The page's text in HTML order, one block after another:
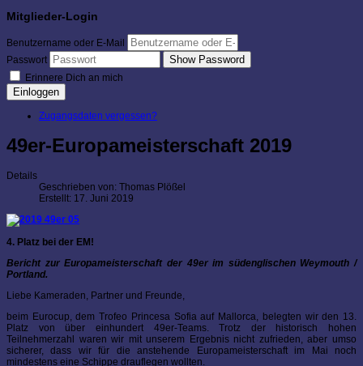
Mitglieder-Login
Benutzername oder E-Mail
Passwort
Show Password
Erinnere Dich an mich
Einloggen
Zugangsdaten vergessen?
49er-Europameisterschaft 2019
Details
Geschrieben von: Thomas Plößel
Erstellt: 17. Juni 2019
4. Platz bei der EM!
Bericht zur Europameisterschaft der 49er im südenglischen Weymouth /
Portland.
Liebe Kameraden, Partner und Freunde,
beim Eurocup, dem Trofeo Princesa Sofia auf Mallorca, belegten wir den 13.
Platz von über einhundert 49er-Teams. Trotz der historisch hohen
Teilnehmerzahl waren wir mit unserem Ergebnis nicht zufrieden, aber umso
sicherer, dass wir für die anstehende Europameisterschaft im Mai noch
mindestens eine Schippe drauflegen wollten.